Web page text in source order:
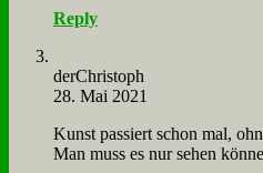
Reply
der­Chri­stoph
28. Mai 2021
Kunst pas­siert schon mal,
Man muss es nur se­hen